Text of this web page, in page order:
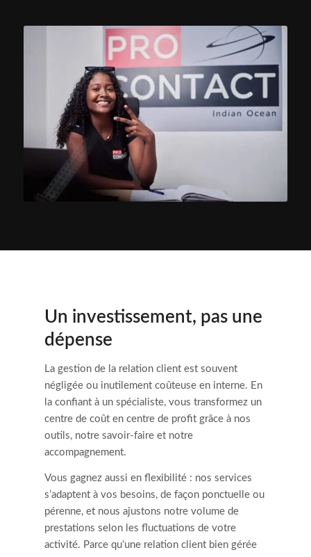
Un investissement, pas une
dépense
La gestion de la relation client est souvent
négligée ou inutilement coûteuse en interne. En
la confiant à un spécialiste, vous transformez un
centre de coût en centre de profit grâce à nos
outils, notre savoir-faire et notre
accompagnement.
Vous gagnez aussi en flexibilité : nos services
s’adaptent à vos besoins, de façon ponctuelle ou
pérenne, et nous ajustons notre volume de
prestations selon les fluctuations de votre
activité. Parce qu’une relation client bien gérée